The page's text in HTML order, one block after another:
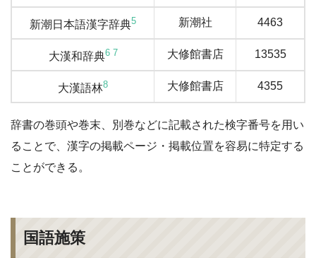
新潮日本語漢字辞典5 新潮社 4463
大漢和辞典6 7 大修館書店 13535
大漢語林8 大修館書店 4355
辞書の巻頭や巻末、別巻などに記載された検字番号を用い
ることで、漢字の掲載ページ・掲載位置を容易に特定する
ことができる。
国語施策